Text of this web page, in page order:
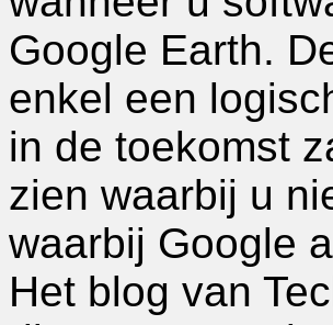
Google Earth.
enkel een
in de toekomst
zien waarbij u
waarbij Google
Het blog van